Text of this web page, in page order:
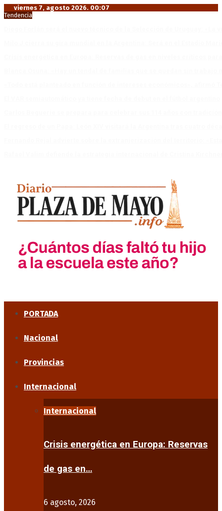
viernes 7, agosto 2026. 00:07
Tendencia
PORTADA
Nacional
Provincias
Internacional
Internacional
Crisis energética en Europa: Reservas
de gas en…
6 agosto, 2026